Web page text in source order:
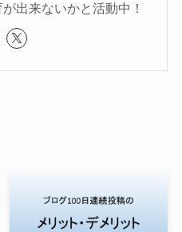
出来ないかと活動中！